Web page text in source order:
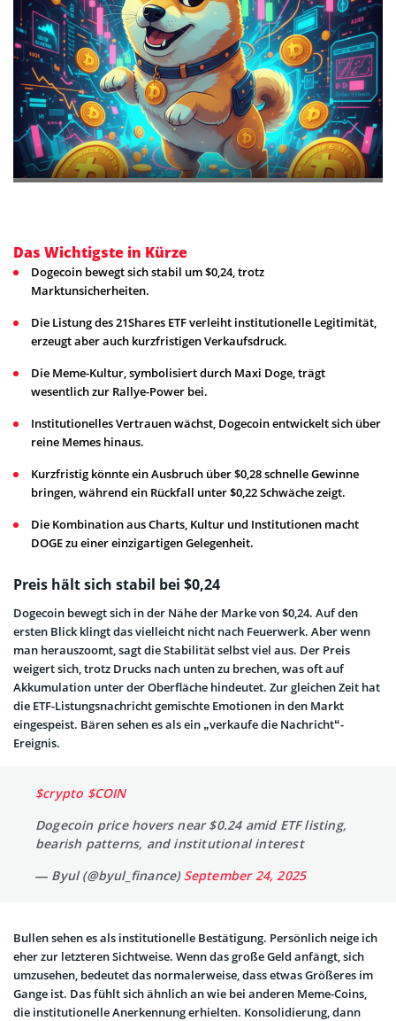
Das Wichtigste in Kürze
Dogecoin bewegt sich stabil um $0,24, trotz
Marktunsicherheiten.
Die Listung des 21Shares ETF verleiht institutionelle Legitimität,
erzeugt aber auch kurzfristigen Verkaufsdruck.
Die Meme-Kultur, symbolisiert durch Maxi Doge, trägt
wesentlich zur Rallye-Power bei.
Institutionelles Vertrauen wächst, Dogecoin entwickelt sich über
reine Memes hinaus.
Kurzfristig könnte ein Ausbruch über $0,28 schnelle Gewinne
bringen, während ein Rückfall unter $0,22 Schwäche zeigt.
Die Kombination aus Charts, Kultur und Institutionen macht
DOGE zu einer einzigartigen Gelegenheit.
Preis hält sich stabil bei $0,24
Dogecoin bewegt sich in der Nähe der Marke von $0,24. Auf den
ersten Blick klingt das vielleicht nicht nach Feuerwerk. Aber wenn
man herauszoomt, sagt die Stabilität selbst viel aus. Der Preis
weigert sich, trotz Drucks nach unten zu brechen, was oft auf
Akkumulation unter der Oberfläche hindeutet. Zur gleichen Zeit hat
die ETF-Listungsnachricht gemischte Emotionen in den Markt
eingespeist. Bären sehen es als ein „verkaufe die Nachricht“-
Ereignis.
$crypto $COIN
Dogecoin price hovers near $0.24 amid ETF listing,
bearish patterns, and institutional interest
— Byul (@byul_finance) September 24, 2025
Bullen sehen es als institutionelle Bestätigung. Persönlich neige ich
eher zur letzteren Sichtweise. Wenn das große Geld anfängt, sich
umzusehen, bedeutet das normalerweise, dass etwas Größeres im
Gange ist. Das fühlt sich ähnlich an wie bei anderen Meme-Coins,
die institutionelle Anerkennung erhielten. Konsolidierung, dann